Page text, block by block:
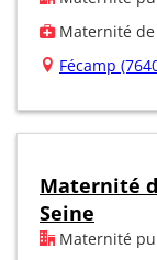
Maternité de
Fécamp
Maternité
Seine
Maternité